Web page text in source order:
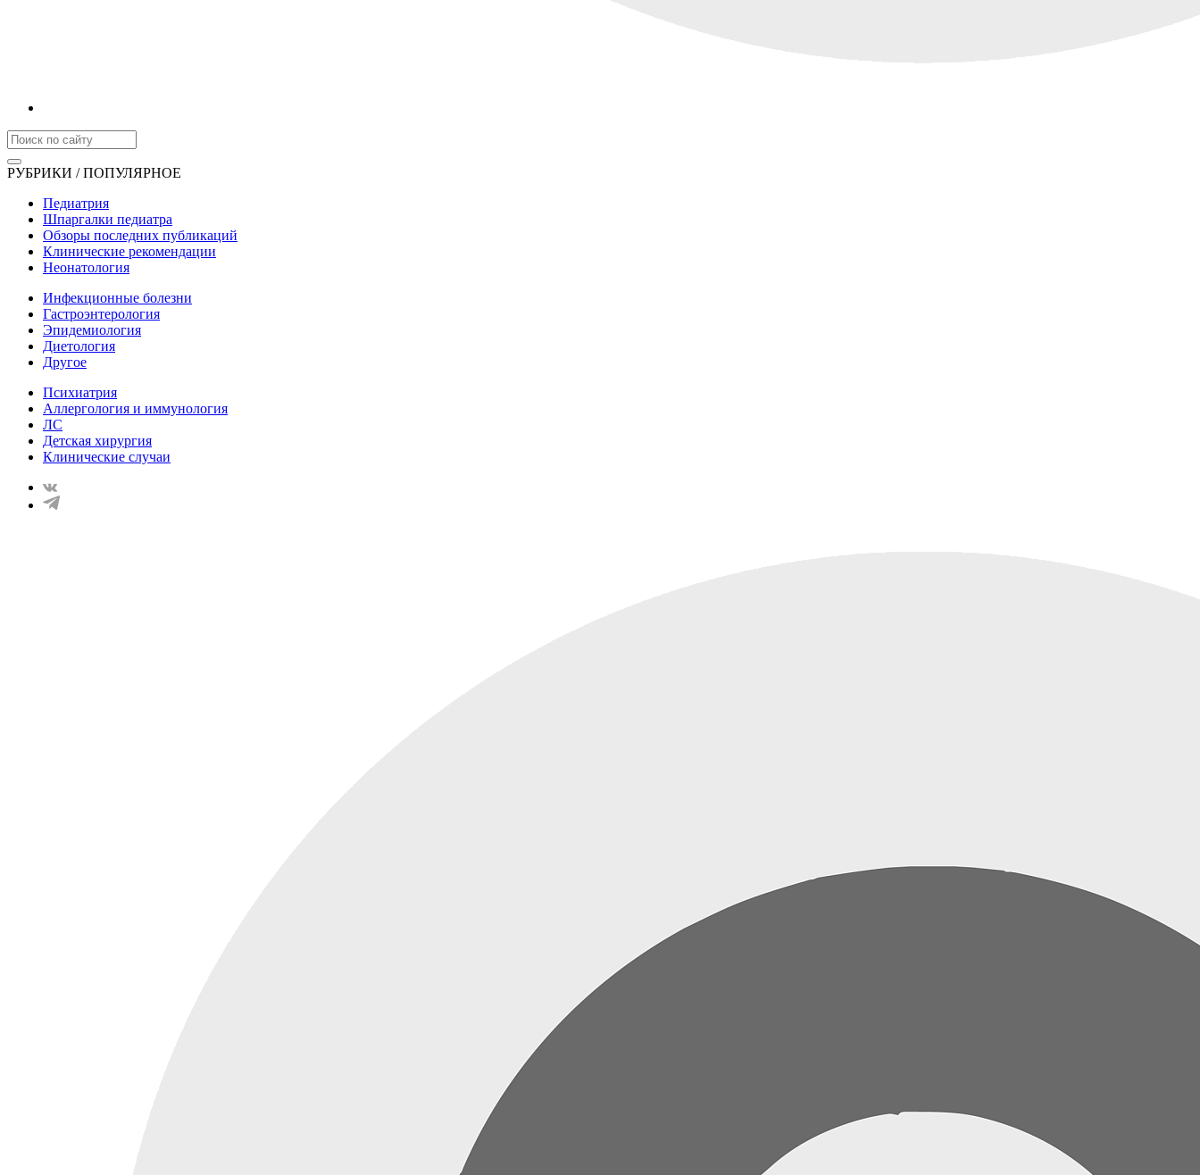
РУБРИКИ / ПОПУЛЯРНОЕ
Педиатрия
Шпаргалки педиатра
Обзоры последних публикаций
Клинические рекомендации
Неонатология
Инфекционные болезни
Гастроэнтерология
Эпидемиология
Диетология
Другое
Психиатрия
Аллергология и иммунология
ЛС
Детская хирургия
Клинические случаи